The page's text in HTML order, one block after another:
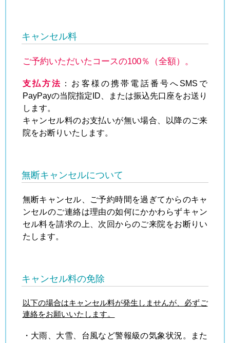
キャンセル料
ご予約いただいたコースの100％（全額）。
支払方法 ：お客様の携帯電話番号へSMSで
PayPayの当院指定ID、または振込先口座をお送り
します。
キャンセル料のお支払いが無い場合、以降のご来
院をお断りいたします。
無断キャンセルについて
無断キャンセル、ご予約時間を過ぎてからのキャ
ンセルのご連絡は理由の如何にかかわらずキャン
セル料を請求の上、次回からのご来院をお断りい
たします。
キャンセル料の免除
以下の場合はキャンセル料が発生しませんが、必ずご
連絡をお願いいたします。
・大雨、大雪、台風など警報級の気象状況。また